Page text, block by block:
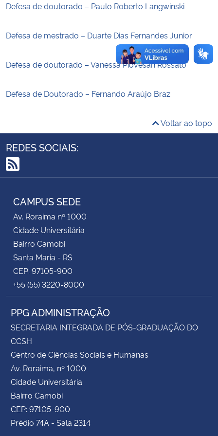
Advocacia-Geral da União
Planalto
Defesa de doutorado – Paulo Roberto Langwinski
Defesa de mestrado – Duarte Dias Fernandes Junior
Defesa de doutorado – Vanessa Piovesan Rossato
Defesa de Doutorado – Fernando Araújo Braz
Voltar ao topo
REDES SOCIAIS:
RSS
CAMPUS SEDE
Av. Roraima nº 1000
Cidade Universitária
Bairro Camobi
Santa Maria - RS
CEP: 97105-900
+55 (55) 3220-8000
PPG ADMINISTRAÇÃO
SECRETARIA INTEGRADA DE PÓS-GRADUAÇÃO DO
CCSH
Centro de Ciências Sociais e Humanas
Av. Roraima, nº 1000
Cidade Universitária
Bairro Camobi
CEP: 97105-900
Prédio 74A - Sala 2314